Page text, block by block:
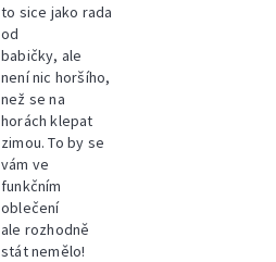
to sice jako rada
od
babičky, ale
není nic horšího,
než se na
horách klepat
zimou. To by se
vám ve
funkčním
oblečení
ale rozhodně
stát nemělo!